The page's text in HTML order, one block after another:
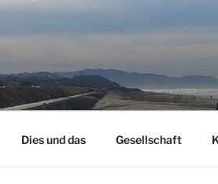
Dies und das Gesellschaft